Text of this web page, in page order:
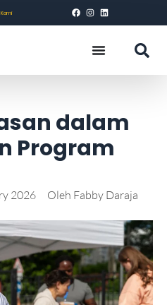
Kami
dalam
Program
2026 Oleh Fabby Daraja